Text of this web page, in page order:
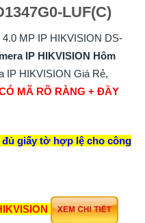
LUF(C)
MP IP HIKVISION DS-
IP HIKVISION Hôm
IP HIKVISION Giá Rẻ,
MÃ RÕ RÀNG + ĐẦY
đủ giấy tờ hợp lệ cho công